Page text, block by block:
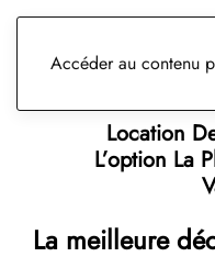
Accéder au contenu
Location
L’option La
La meilleure